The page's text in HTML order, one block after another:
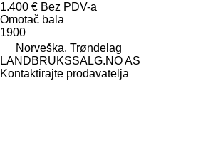
1.400 € Bez PDV-a
Omotač bala
1900
Norveška, Trøndelag
LANDBRUKSSALG.NO AS
Kontaktirajte prodavatelja